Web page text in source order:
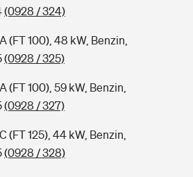
(0928 / 324)
(FT 100), 48 kW, Benzin,
(0928 / 325)
(FT 100), 59 kW, Benzin,
(0928 / 327)
(FT 125), 44 kW, Benzin,
(0928 / 328)